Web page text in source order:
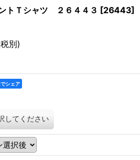
トＴシャツ ２６４４３ [26443]
別)
シェア
してください